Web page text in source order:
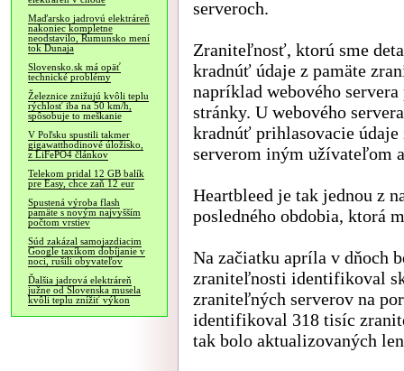
Maďarsko jadrovú elektráreň
nakoniec kompletne
neodstavilo, Rumunsko mení
tok Dunaja
Slovensko.sk má opäť
technické problémy
Železnice znižujú kvôli teplu
rýchlosť iba na 50 km/h,
spôsobuje to meškanie
V Poľsku spustili takmer
gigawatthodinové úložisko,
z LiFePO4 článkov
Telekom pridal 12 GB balík
pre Easy, chce zaň 12 eur
Spustená výroba flash
pamäte s novým najvyšším
počtom vrstiev
Súd zakázal samojazdiacim
Google taxíkom dobíjanie v
noci, rušili obyvateľov
Ďalšia jadrová elektráreň
južne od Slovenska musela
kvôli teplu znížiť výkon
serveroch.
Zraniteľnosť, ktorú sme
kradnúť údaje z pamäte
napríklad webového
stránky. U webového
kradnúť prihlasovacie
serverom iným užívateľom
Heartbleed je tak jednou z
posledného obdobia, ktorá
Na začiatku apríla v dňoch
zraniteľnosti identifikoval
zraniteľných serverov na
identifikoval 318 tisíc
tak bolo aktualizovaných